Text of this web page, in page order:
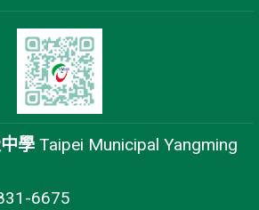
學 Taipei Municipal Yangming
6675